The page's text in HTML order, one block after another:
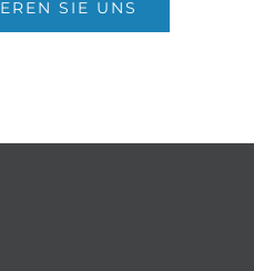
SIE UNS